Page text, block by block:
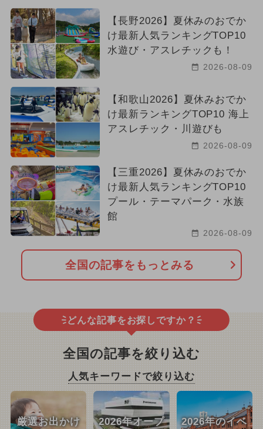
【長野2026】夏休みのおでか
け最新人気ランキングTOP10
水遊び・アスレチックも！
2026-08-09
【和歌山2026】夏休みおでか
け最新ランキングTOP10 海上
アスレチック・川遊びも
2026-08-09
【三重2026】夏休みのおでか
け最新人気ランキングTOP10
プール・テーマパーク・水族
館
2026-08-09
全国の記事をもっとみる
どんな記事をお探しですか？
全国の記事を絞り込む
人気キーワードで絞り込む
厳選お出かけ
2026年オープ
2026年のイベ